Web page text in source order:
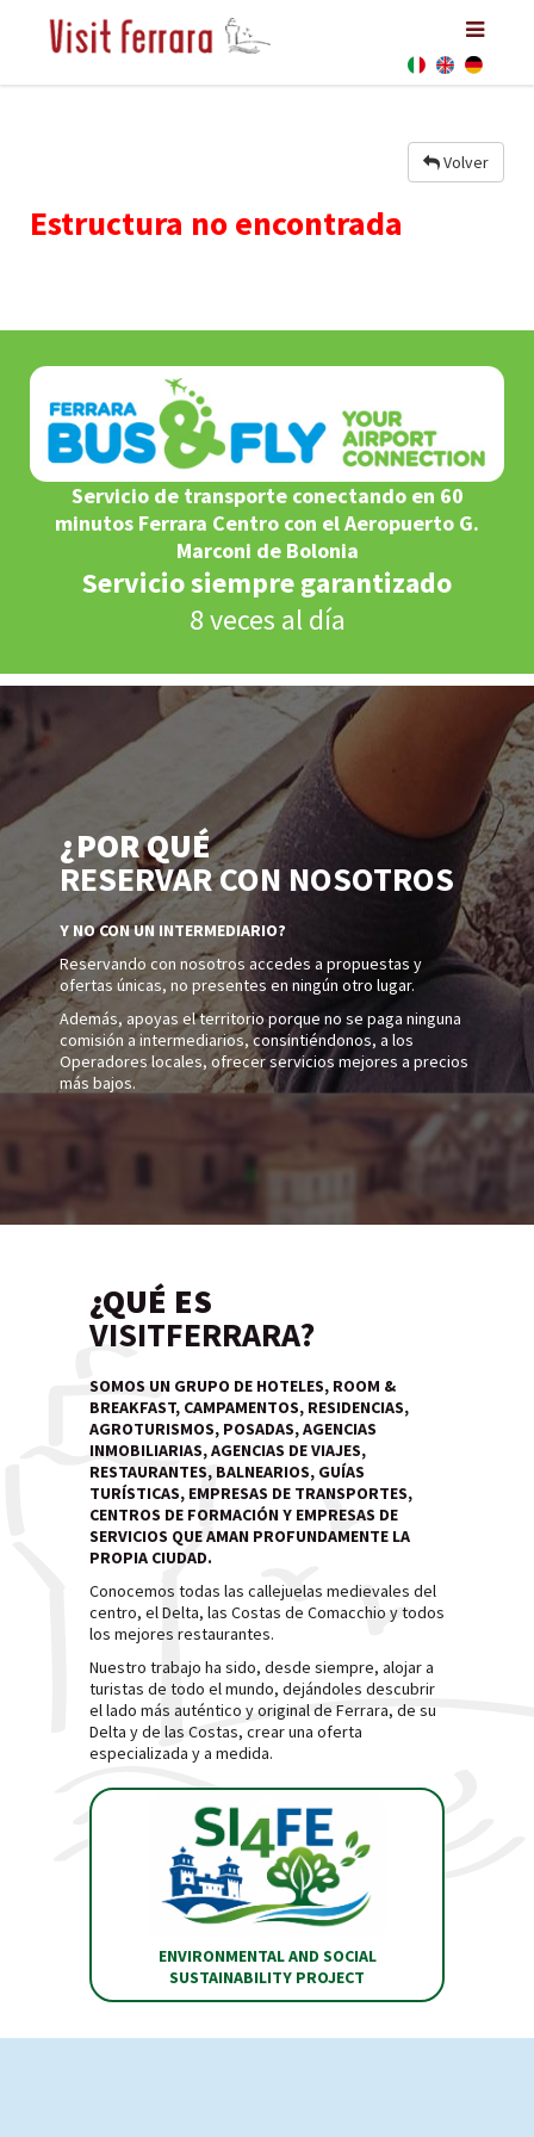
Volver
Estructura no encontrada
Servicio de transporte conectando en 60
minutos Ferrara Centro con el Aeropuerto G.
Marconi de Bolonia
Servicio siempre garantizado
8 veces al día
¿POR QUÉ
RESERVAR CON NOSOTROS
Y NO CON UN INTERMEDIARIO?
Reservando con nosotros accedes a propuestas y
ofertas únicas, no presentes en ningún otro lugar.
Además, apoyas el territorio porque no se paga ninguna
comisión a intermediarios, consintiéndonos, a los
Operadores locales, ofrecer servicios mejores a precios
más bajos.
¿QUÉ ES
VISITFERRARA?
SOMOS UN GRUPO DE HOTELES, ROOM &
BREAKFAST, CAMPAMENTOS, RESIDENCIAS,
AGROTURISMOS, POSADAS, AGENCIAS
INMOBILIARIAS, AGENCIAS DE VIAJES,
RESTAURANTES, BALNEARIOS, GUÍAS
TURÍSTICAS, EMPRESAS DE TRANSPORTES,
CENTROS DE FORMACIÓN Y EMPRESAS DE
SERVICIOS QUE AMAN PROFUNDAMENTE LA
PROPIA CIUDAD.
Conocemos todas las callejuelas medievales del
centro, el Delta, las Costas de Comacchio y todos
los mejores restaurantes.
Nuestro trabajo ha sido, desde siempre, alojar a
turistas de todo el mundo, dejándoles descubrir
el lado más auténtico y original de Ferrara, de su
Delta y de las Costas, crear una oferta
especializada y a medida.
ENVIRONMENTAL AND SOCIAL
SUSTAINABILITY PROJECT